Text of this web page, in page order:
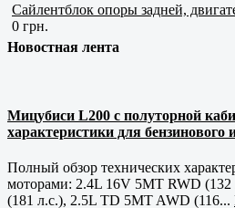
Сайлентблок опоры задней,
0 грн.
Новостная лента
Мицубиси L200 с полуторной
характеристики для бензинового
Полный обзор технических
моторами: 2.4L 16V 5MT RWD
(181 л.с.), 2.5L TD 5MT AWD (116...